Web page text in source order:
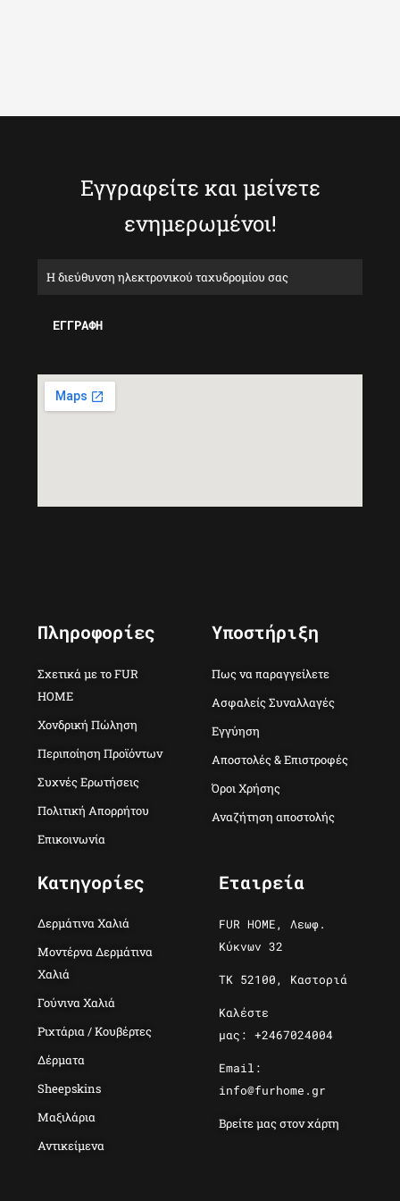
Εγγραφείτε και μείνετε
ενημερωμένοι!
Πληροφορίες
Σχετικά με το FUR
HOME
Χονδρική Πώληση
Περιποίηση Προϊόντων
Συχνές Ερωτήσεις
Πολιτική Απορρήτου
Επικοινωνία
Υποστήριξη
Πως να παραγγείλετε
Ασφαλείς Συναλλαγές
Εγγύηση
Αποστολές & Επιστροφές
Όροι Χρήσης
Αναζήτηση αποστολής
Κατηγορίες
Δερμάτινα Χαλιά
Μοντέρνα Δερμάτινα
Χαλιά
Γούνινα Χαλιά
Ριχτάρια / Κουβέρτες
Δέρματα
Sheepskins
Μαξιλάρια
Αντικείμενα
Εταιρεία
FUR HOME, Λεωφ.
Κύκνων 32
ΤΚ 52100, Καστοριά
Καλέστε
μας: +2467024004
Email:
info@furhome.gr
Βρείτε μας στον χάρτη